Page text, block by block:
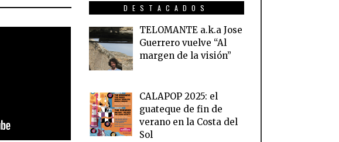
DESTACADOS
TELOMANTE a.k.a Jose
Guerrero vuelve “Al
margen de la visión”
CALAPOP 2025: el
guateque de fin de
verano en la Costa del
Sol